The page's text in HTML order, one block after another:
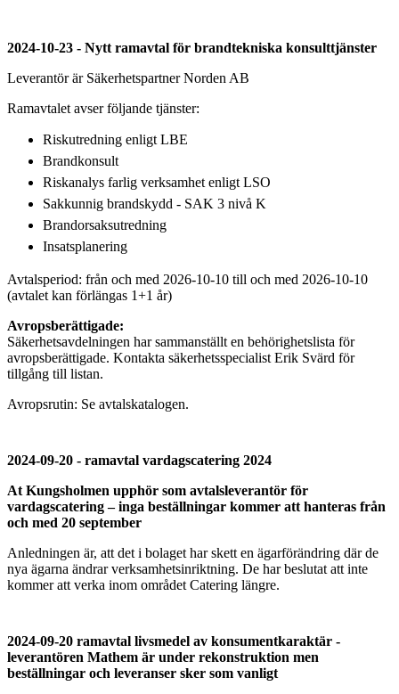
2024-10-23 - Nytt ramavtal för brandtekniska konsulttjänster
Leverantör är Säkerhetspartner Norden AB
Ramavtalet avser följande tjänster:
Riskutredning enligt LBE
Brandkonsult
Riskanalys farlig verksamhet enligt LSO
Sakkunnig brandskydd - SAK 3 nivå K
Brandorsaksutredning
Insatsplanering
Avtalsperiod: från och med 2026-10-10 till och med 2026-10-10
(avtalet kan förlängas 1+1 år)
Avropsberättigade:
Säkerhetsavdelningen har sammanställt en behörighetslista för
avropsberättigade. Kontakta säkerhetsspecialist Erik Svärd för
tillgång till listan.
Avropsrutin: Se avtalskatalogen.
2024-09-20 - ramavtal vardagscatering 2024
At Kungsholmen upphör som avtalsleverantör för
vardagscatering – inga beställningar kommer att hanteras från
och med 20 september
Anledningen är, att det i bolaget har skett en ägarförändring där de
nya ägarna ändrar verksamhetsinriktning. De har beslutat att inte
kommer att verka inom området Catering längre.
2024-09-20 ramavtal livsmedel av konsumentkaraktär -
leverantören Mathem är under rekonstruktion men
beställningar och leveranser sker som vanligt